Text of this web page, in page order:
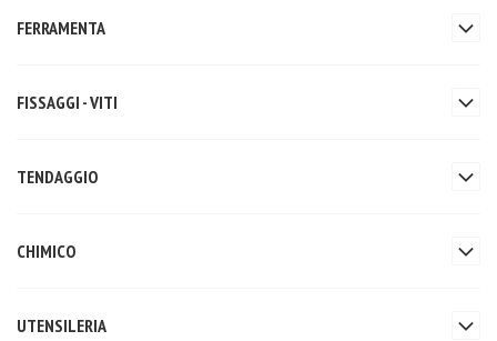
FERRAMENTA
FISSAGGI - VITI
TENDAGGIO
CHIMICO
UTENSILERIA